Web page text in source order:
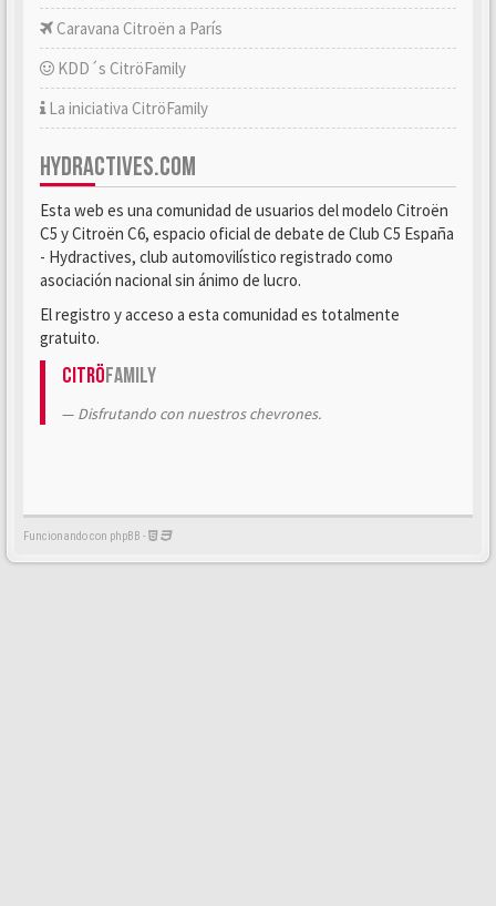
Caravana Citroën a París
KDD´s CitröFamily
La iniciativa CitröFamily
HYDRACTIVES.COM
Esta web es una comunidad de usuarios del modelo Citroën
C5 y Citroën C6, espacio oficial de debate de Club C5 España
- Hydractives, club automovilístico registrado como
asociación nacional sin ánimo de lucro.
El registro y acceso a esta comunidad es totalmente
gratuito.
CitröFamily
Disfrutando con nuestros chevrones.
Funcionando con phpBB -